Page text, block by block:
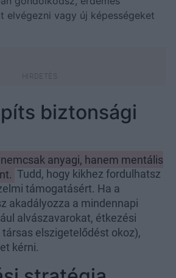
elvégezni vagy új képességeket
biztonsági
anyagi, hanem mentális
Tudd, hogy kikhez fordulhatsz
támogatásért. Ha a
akadályozza a mindennapi
alvászavarokat, étkezési
elszigetelődést okoz),
kérni.